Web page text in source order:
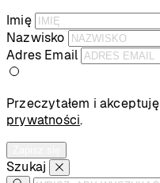
Imię
Nazwisko
Adres Email
Przeczytałem i akceptuję
prywatności.
Szukaj